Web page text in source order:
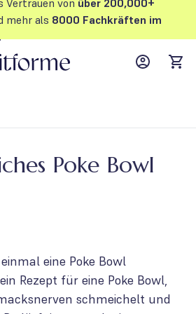
Vertrauen von über 200,000+
mehr als 8000 Fachkräften im
MyFFM
Poke Bowl
eine Poke Bowl
Rezept für eine Poke Bowl,
schmeichelt und